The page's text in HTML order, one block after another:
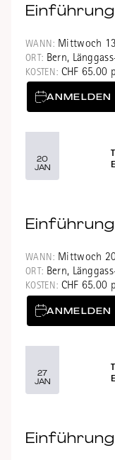
WANN: Mittwoch
ORT: Bern,
KOSTEN: CHF 65.00
ANMELDEN
20
JAN
WANN: Mittwoch
ORT: Bern,
KOSTEN: CHF 65.00
ANMELDEN
27
JAN